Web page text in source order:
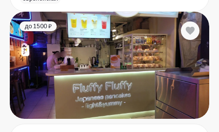
до 1500 ₽